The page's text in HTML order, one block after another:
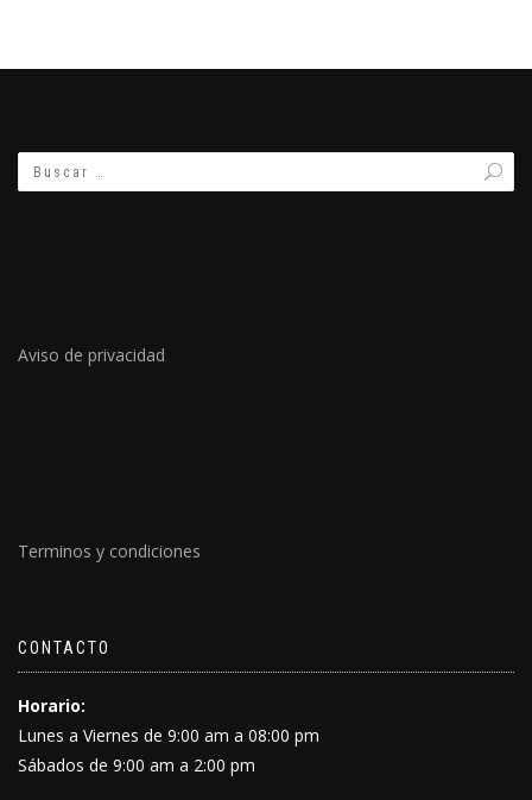
Aviso de privacidad
Terminos y condiciones
CONTACTO
Horario:
Lunes a Viernes de 9:00 am a 08:00 pm
Sábados de 9:00 am a 2:00 pm